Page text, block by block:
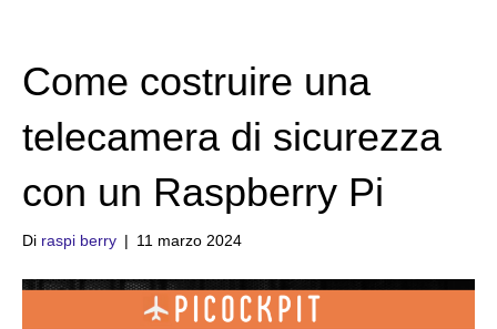
Come costruire una
telecamera di sicurezza
con un Raspberry Pi
Di raspi berry | 11 marzo 2024